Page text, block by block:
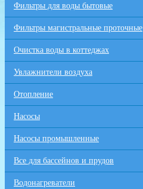
Фильтры для воды бытовые
Фильтры магистральные проточные
Очистка воды в коттеджах
Увлажнители воздуха
Отопление
Насосы
Насосы промышленные
Все для бaссейнов и прудов
Водонагреватели